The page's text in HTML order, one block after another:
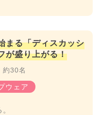
まる「ディスカッシ
が盛り上がる！
約30名